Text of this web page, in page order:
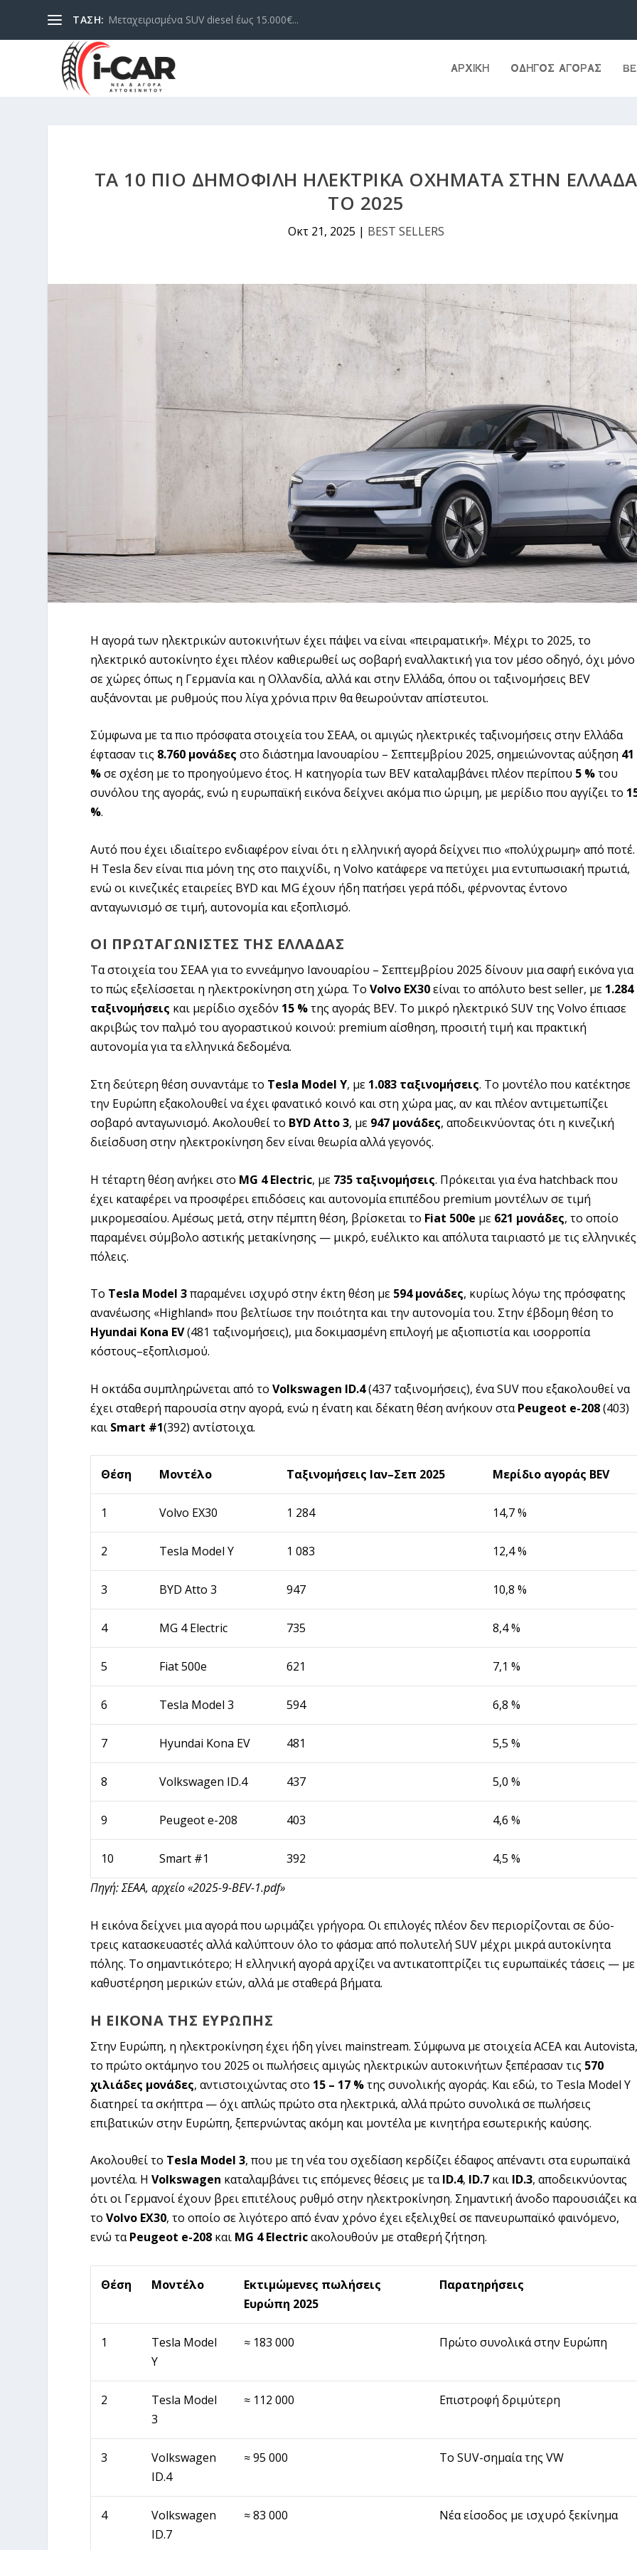
ΤΑΣΗ: Μεταχειρισμένα SUV diesel έως 15.000€...
ΑΡΧΙΚΉ ΟΔΗΓΟΣ ΑΓΟΡΑΣ
ΤΑ 10 ΠΙΟ ΔΗΜΟΦΙΛΉ ΗΛΕΚΤΡΙΚΆ ΟΧΉΜΑΤΑ ΣΤΗΝ ΕΛΛΆΔΑ
ΤΟ 2025
Οκτ 21, 2025 | BEST SELLERS
Η αγορά των ηλεκτρικών αυτοκινήτων έχει πάψει να είναι «πειραματική». Μέχρι το 2025, το
ηλεκτρικό αυτοκίνητο έχει πλέον καθιερωθεί ως σοβαρή εναλλακτική για τον μέσο οδηγό, όχι μόνο
σε χώρες όπως η Γερμανία και η Ολλανδία, αλλά και στην Ελλάδα, όπου οι ταξινομήσεις BEV
αυξάνονται με ρυθμούς που λίγα χρόνια πριν θα θεωρούνταν απίστευτοι.
Σύμφωνα με τα πιο πρόσφατα στοιχεία του ΣΕΑΑ, οι αμιγώς ηλεκτρικές ταξινομήσεις στην Ελλάδα
έφτασαν τις 8.760 μονάδες στο διάστημα Ιανουαρίου – Σεπτεμβρίου 2025, σημειώνοντας αύξηση 41
%σε σχέση με το προηγούμενο έτος. Η κατηγορία των BEV καταλαμβάνει πλέον περίπου 5 %του
συνόλου της αγοράς, ενώ η ευρωπαϊκή εικόνα δείχνει ακόμα πιο ώριμη, με μερίδιο που αγγίζει το
%.
Αυτό που έχει ιδιαίτερο ενδιαφέρον είναι ότι η ελληνική αγορά δείχνει πιο «πολύχρωμη» από ποτέ.
Η Tesla δεν είναι πια μόνη της στο παιχνίδι, η Volvo κατάφερε να πετύχει μια εντυπωσιακή πρωτιά,
ενώ οι κινεζικές εταιρείες BYD και MG έχουν ήδη πατήσει γερά πόδι, φέρνοντας έντονο
ανταγωνισμό σε τιμή, αυτονομία και εξοπλισμό.
ΟΙ ΠΡΩΤΑΓΩΝΙΣΤΈΣ ΤΗΣ ΕΛΛΆΔΑΣ
Τα στοιχεία του ΣΕΑΑ για το εννεάμηνο Ιανουαρίου – Σεπτεμβρίου 2025 δίνουν μια σαφή εικόνα για
το πώς εξελίσσεται η ηλεκτροκίνηση στη χώρα. ΤοVolvo EX30είναι το απόλυτο best seller, με 1.284
ταξινομήσεις και μερίδιο σχεδόν 15 %της αγοράς BEV. Το μικρό ηλεκτρικό SUV της Volvo έπιασε
ακριβώς τον παλμό του αγοραστικού κοινού: premium αίσθηση, προσιτή τιμή και πρακτική
αυτονομία για τα ελληνικά δεδομένα.
Στη δεύτερη θέση συναντάμε το Tesla Model Y, με 1.083 ταξινομήσεις. Το μοντέλο που κατέκτησε
την Ευρώπη εξακολουθεί να έχει φανατικό κοινό και στη χώρα μας, αν και πλέον αντιμετωπίζει
σοβαρό ανταγωνισμό. Ακολουθεί το BYD Atto 3, με 947 μονάδες, αποδεικνύοντας ότι η κινεζική
διείσδυση στην ηλεκτροκίνηση δεν είναι θεωρία αλλά γεγονός.
Η τέταρτη θέση ανήκει στο MG 4 Electric, με 735 ταξινομήσεις. Πρόκειται για ένα hatchback που
έχει καταφέρει να προσφέρει επιδόσεις και αυτονομία επιπέδου premium μοντέλων σε τιμή
μικρομεσαίου. Αμέσως μετά, στην πέμπτη θέση, βρίσκεται το Fiat 500e με 621 μονάδες, το οποίο
παραμένει σύμβολο αστικής μετακίνησης — μικρό, ευέλικτο και απόλυτα ταιριαστό με τις ελληνικές
πόλεις.
Το Tesla Model 3παραμένει ισχυρό στην έκτη θέση με 594 μονάδες, κυρίως λόγω της πρόσφατης
ανανέωσης «Highland» που βελτίωσε την ποιότητα και την αυτονομία του. Στην έβδομη θέση το
Hyundai Kona EV(481 ταξινομήσεις), μια δοκιμασμένη επιλογή με αξιοπιστία και ισορροπία
κόστους–εξοπλισμού.
Η οκτάδα συμπληρώνεται από τοVolkswagen ID.4(437 ταξινομήσεις), ένα SUV που εξακολουθεί να
έχει σταθερή παρουσία στην αγορά, ενώ η ένατη και δέκατη θέση ανήκουν σταPeugeot e-208(403)
και Smart #1(392) αντίστοιχα.
Θέση Μοντέλο Ταξινομήσεις Ιαν–Σεπ 2025 Μερίδιο αγοράς BEV
1 Volvo EX30 1 284 14,7 %
2 Tesla Model Y 1 083 12,4 %
3 BYD Atto 3 947 10,8 %
4 MG 4 Electric 735 8,4 %
5 Fiat 500e 621 7,1 %
6 Tesla Model 3 594 6,8 %
7 Hyundai Kona EV 481 5,5 %
8 Volkswagen ID.4 437 5,0 %
9 Peugeot e-208 403 4,6 %
10 Smart #1 392
4,5 %
Πηγή: ΣΕΑΑ, αρχείο «2025-9-BEV-1.pdf»
Η εικόνα δείχνει μια αγορά που ωριμάζει γρήγορα. Οι επιλογές πλέον δεν περιορίζονται σε δύο-
τρεις κατασκευαστές αλλά καλύπτουν όλο το φάσμα: από πολυτελή SUV μέχρι μικρά αυτοκίνητα
πόλης. Το σημαντικότερο; Η ελληνική αγορά αρχίζει να αντικατοπτρίζει τις ευρωπαϊκές τάσεις — με
καθυστέρηση μερικών ετών, αλλά με σταθερά βήματα.
Η ΕΙΚΌΝΑ ΤΗΣ ΕΥΡΏΠΗΣ
Στην Ευρώπη, η ηλεκτροκίνηση έχει ήδη γίνει mainstream. Σύμφωνα με στοιχεία ACEA και
το πρώτο οκτάμηνο του 2025 οι πωλήσεις αμιγώς ηλεκτρικών αυτοκινήτων ξεπέρασαν τις 570
χιλιάδες μονάδες, αντιστοιχώντας στο 15 – 17 %της συνολικής αγοράς. Και εδώ, το Tesla Model Y
διατηρεί τα σκήπτρα — όχι απλώς πρώτο στα ηλεκτρικά, αλλά πρώτο συνολικά σε πωλήσεις
επιβατικών στην Ευρώπη, ξεπερνώντας ακόμη και μοντέλα με κινητήρα εσωτερικής καύσης.
Ακολουθεί το Tesla Model 3, που με τη νέα του σχεδίαση κερδίζει έδαφος απέναντι στα ευρωπαϊκά
μοντέλα. ΗVolkswagen καταλαμβάνει τις επόμενες θέσεις με ταID.4, ID.7 και ID.3, αποδεικνύοντας
ότι οι Γερμανοί έχουν βρει επιτέλους ρυθμό στην ηλεκτροκίνηση. Σημαντική άνοδο παρουσιάζει
τοVolvo EX30, το οποίο σε λιγότερο από έναν χρόνο έχει εξελιχθεί σε πανευρωπαϊκό φαινόμενο,
ενώ ταPeugeot e-208 και MG 4 Electricακολουθούν με σταθερή ζήτηση.
Θέση Μοντέλο
Εκτιμώμενες πωλήσεις
Ευρώπη 2025
Παρατηρήσεις
1
Tesla Model
Y
≈ 183 000 Πρώτο συνολικά στην Ευρώπη
2
Tesla Model
3
≈ 112 000 Επιστροφή δριμύτερη
3
Volkswagen
ID.4
≈ 95 000 Το SUV-σημαία της VW
4
Volkswagen
ID.7
≈ 83 000 Νέα είσοδος με ισχυρό ξεκίνημα